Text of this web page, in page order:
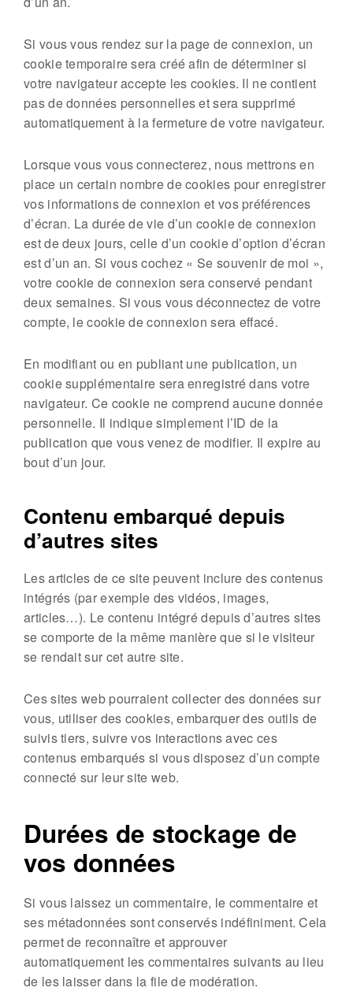
Si vous vous rendez sur la page de connexion, un
cookie temporaire sera créé afin de déterminer si
votre navigateur accepte les cookies. Il ne contient
pas de données personnelles et sera supprimé
automatiquement à la fermeture de votre navigateur.
Lorsque vous vous connecterez, nous mettrons en
place un certain nombre de cookies pour enregistrer
vos informations de connexion et vos préférences
d’écran. La durée de vie d’un cookie de connexion
est de deux jours, celle d’un cookie d’option d’écran
est d’un an. Si vous cochez « Se souvenir de moi »,
votre cookie de connexion sera conservé pendant
deux semaines. Si vous vous déconnectez de votre
compte, le cookie de connexion sera effacé.
En modifiant ou en publiant une publication, un
cookie supplémentaire sera enregistré dans votre
navigateur. Ce cookie ne comprend aucune donnée
personnelle. Il indique simplement l’ID de la
publication que vous venez de modifier. Il expire au
bout d’un jour.
Contenu embarqué depuis
d’autres sites
Les articles de ce site peuvent inclure des contenus
intégrés (par exemple des vidéos, images,
articles…). Le contenu intégré depuis d’autres sites
se comporte de la même manière que si le visiteur
se rendait sur cet autre site.
Ces sites web pourraient collecter des données sur
vous, utiliser des cookies, embarquer des outils de
suivis tiers, suivre vos interactions avec ces
contenus embarqués si vous disposez d’un compte
connecté sur leur site web.
Durées de stockage de
vos données
Si vous laissez un commentaire, le commentaire et
ses métadonnées sont conservés indéfiniment. Cela
permet de reconnaître et approuver
automatiquement les commentaires suivants au lieu
de les laisser dans la file de modération.